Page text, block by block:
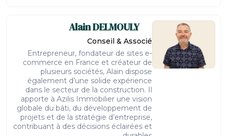
AlainDELMOULY
Conseil & Associé
Entrepreneur, fondateur de sites e-
commerce en France et créateur de
plusieurs sociétés, Alain dispose
également d’une solide expérience
dans le secteur de la construction. Il
apporte à Azilis Immobilier une vision
globale du bâti, du développement de
projets et de la stratégie d’entreprise,
contribuant à des décisions éclairées et